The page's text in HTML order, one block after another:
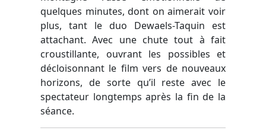
quelques minutes, dont on aimerait voir
plus, tant le duo Dewaels-Taquin est
attachant. Avec une chute tout à fait
croustillante, ouvrant les possibles et
décloisonnant le film vers de nouveaux
horizons, de sorte qu’il reste avec le
spectateur longtemps après la fin de la
séance.